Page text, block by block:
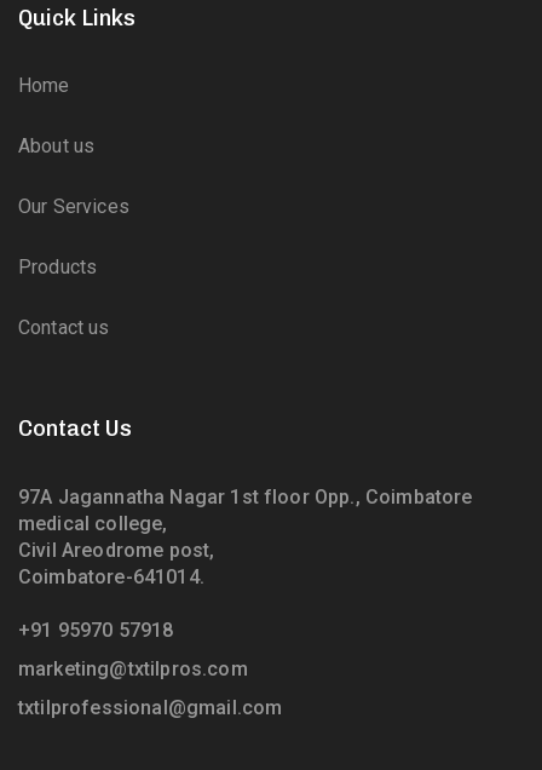
Quick Links
Home
About us
Our Services
Products
Contact us
Contact Us
97A Jagannatha Nagar 1st floor Opp., Coimbatore
medical college,
Civil Areodrome post,
Coimbatore-641014.
+91 95970 57918
marketing@txtilpros.com
txtilprofessional@gmail.com